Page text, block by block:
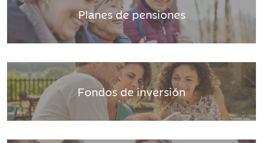
Planes de pensiones
Fondos de inversión